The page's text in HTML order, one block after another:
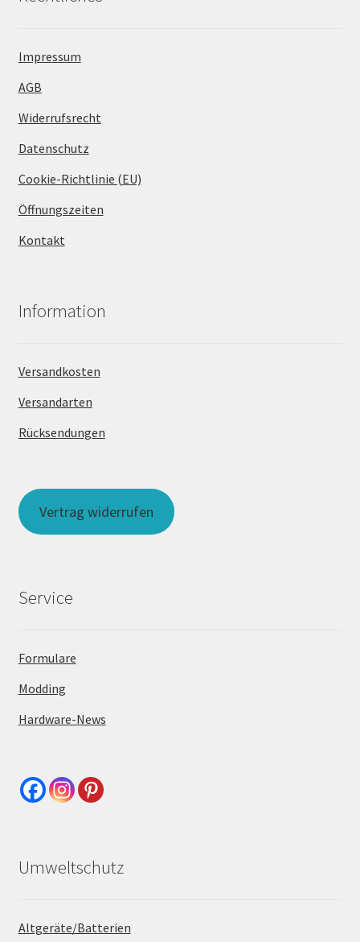
Impressum
AGB
Widerrufsrecht
Datenschutz
Cookie-Richtlinie (EU)
Öffnungszeiten
Kontakt
Information
Versandkosten
Versandarten
Rücksendungen
Vertrag widerrufen
Service
Formulare
Modding
Hardware-News
Umweltschutz
Altgeräte/Batterien